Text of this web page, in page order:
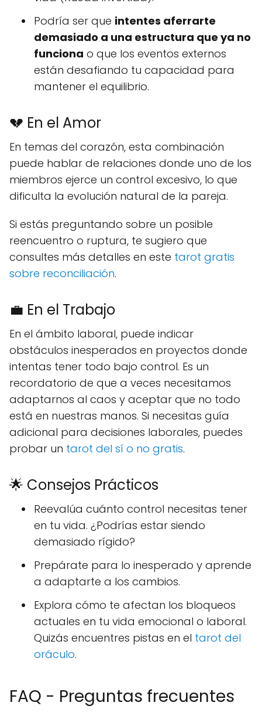
Podría ser que intentes aferrarte
demasiado a una estructura que ya no
funciona o que los eventos externos
están desafiando tu capacidad para
mantener el equilibrio.
💔 En el Amor
En temas del corazón, esta combinación
puede hablar de relaciones donde uno de los
miembros ejerce un control excesivo, lo que
dificulta la evolución natural de la pareja.
Si estás preguntando sobre un posible
reencuentro o ruptura, te sugiero que
consultes más detalles en este tarot gratis
sobre reconciliación.
💼 En el Trabajo
En el ámbito laboral, puede indicar
obstáculos inesperados en proyectos donde
intentas tener todo bajo control. Es un
recordatorio de que a veces necesitamos
adaptarnos al caos y aceptar que no todo
está en nuestras manos. Si necesitas guía
adicional para decisiones laborales, puedes
probar un tarot del sí o no gratis.
🌟 Consejos Prácticos
Reevalúa cuánto control necesitas tener
en tu vida. ¿Podrías estar siendo
demasiado rígido?
Prepárate para lo inesperado y aprende
a adaptarte a los cambios.
Explora cómo te afectan los bloqueos
actuales en tu vida emocional o laboral.
Quizás encuentres pistas en el tarot del
oráculo.
FAQ - Preguntas frecuentes